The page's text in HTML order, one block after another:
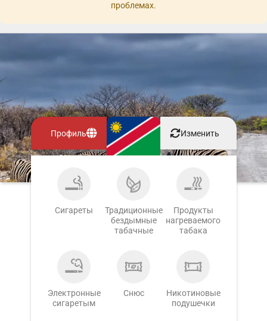
проблемах.
Профиль Изменить
Сигареты
Традиционные
бездымные
табачные
Продукты
нагреваемого
табака
Электронные
сигаретым
Снюс
Никотиновые
подушечки